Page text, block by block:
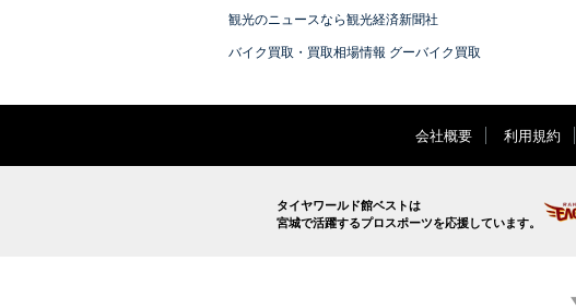
観光のニュースなら観光経済新聞社
バイク買取・買取相場情報 グーバイク買取
会社概要 利用規約
タイヤワールド館ベストは
宮城で活躍するプロスポーツを応援しています。